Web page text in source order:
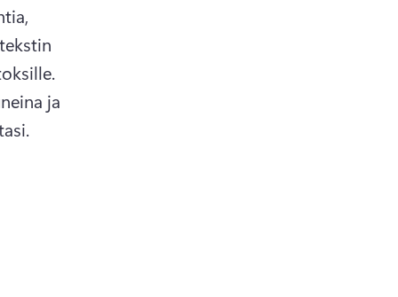
ja